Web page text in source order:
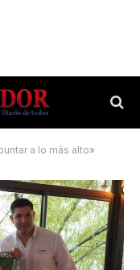
a lo más alto»